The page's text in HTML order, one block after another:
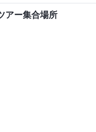
アー集合場所